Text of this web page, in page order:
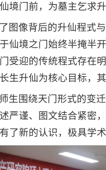
境门前，为墓主乞求
图像背后的升仙程式
仙境之门始终半掩半
受迎的传统程式存在
生升仙为核心目标，
生围绕天门形式的变
严谨、图文结合紧密
了新的认识，极具学